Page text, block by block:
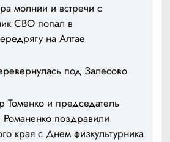
молнии и встречи с
СВО попал в
на Алтае
под Залесово
Томенко и председатель
поздравили
края с Днем физкультурника